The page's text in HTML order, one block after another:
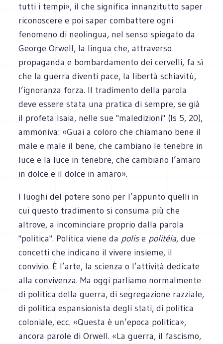
tutti i tempi», il che significa innanzitutto saper
riconoscere e poi saper combattere ogni
fenomeno di neolingua, nel senso spiegato da
George Orwell, la lingua che, attraverso
propaganda e bombardamento dei cervelli, fa sì
che la guerra diventi pace, la libertà schiavitù,
l’ignoranza forza. Il tradimento della parola
deve essere stata una pratica di sempre, se già
il profeta Isaia, nelle sue "maledizioni" (Is 5, 20),
ammoniva: «Guai a coloro che chiamano bene il
male e male il bene, che cambiano le tenebre in
luce e la luce in tenebre, che cambiano l’amaro
in dolce e il dolce in amaro».
I luoghi del potere sono per l’appunto quelli in
cui questo tradimento si consuma più che
altrove, a incominciare proprio dalla parola
"politica". Politica viene da polise politéia, due
concetti che indicano il vivere insieme, il
convivio. È l’arte, la scienza o l’attività dedicate
alla convivenza. Ma oggi parliamo normalmente
di politica della guerra, di segregazione razziale,
di politica espansionista degli stati, di politica
coloniale, ecc. «Questa è un’epoca politica»,
ancora parole di Orwell. «La guerra, il fascismo,